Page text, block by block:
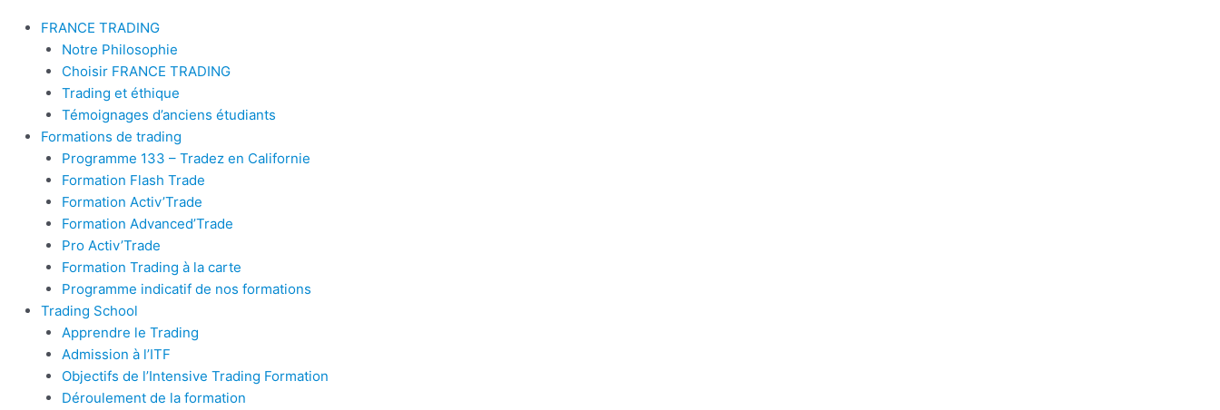
FRANCE TRADING
Notre Philosophie
Choisir FRANCE TRADING
Trading et éthique
Témoignages d’anciens étudiants
Formations de trading
Programme 133 – Tradez en Californie
Formation Flash Trade
Formation Activ’Trade
Formation Advanced’Trade
Pro Activ’Trade
Formation Trading à la carte
Programme indicatif de nos formations
Trading School
Apprendre le Trading
Admission à l’ITF
Objectifs de l’Intensive Trading Formation
Déroulement de la formation